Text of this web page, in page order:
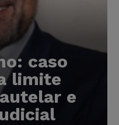
caso
limite
e